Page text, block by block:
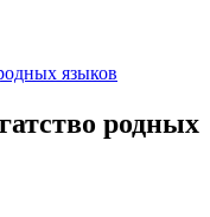
языков
родных